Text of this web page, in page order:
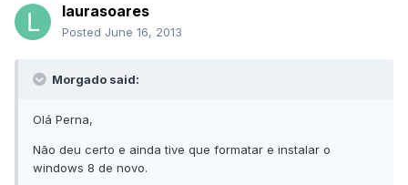
laurasoares
Posted June 16, 2013
Morgado said:
Olá Perna,
Não deu certo e ainda tive que formatar e instalar o
windows 8 de novo.